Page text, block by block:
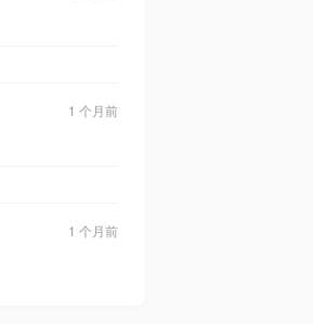
1 个月前
1 个月前